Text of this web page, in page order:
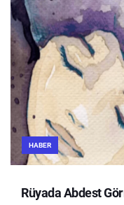
HABER
Rüyada Abdest